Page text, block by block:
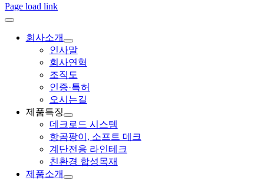
Page load link
회사소개
인사말
회사연혁
조직도
인증·특허
오시는길
제품특징
데크로드 시스템
항곰팡이, 소프트 데크
계단전용 라인테크
친환경 합성목재
제품소개